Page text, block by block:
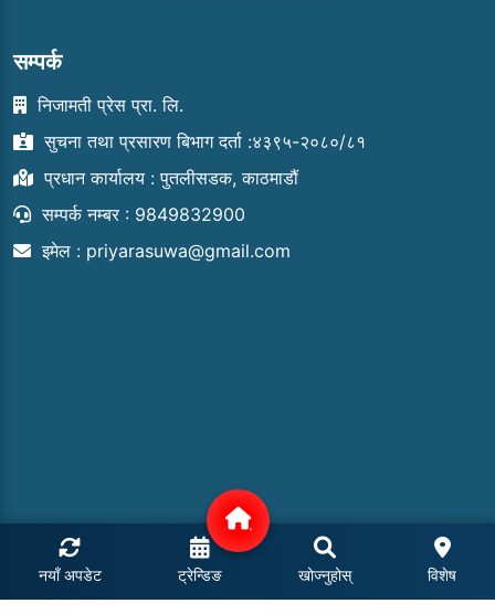
सम्पर्क
निजामती प्रेस प्रा. लि.
सुचना तथा प्रसारण बिभाग दर्ता :४३९५-२०८०/८१
प्रधान कार्यालय : पुतलीसडक, काठमाडौं
सम्पर्क नम्बर : 9849832900
इमेल : priyarasuwa@gmail.com
नयाँ अपडेट ट्रेन्डिङ खोज्नुहोस् विशेष